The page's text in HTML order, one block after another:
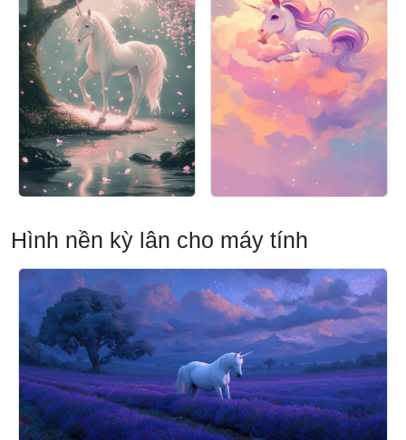
Hình nền kỳ lân cho máy tính